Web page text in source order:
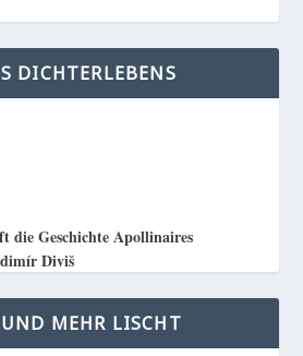
DICHTERLEBENS
die Geschichte Apollinaires
Diviš
MEHR LISCHT